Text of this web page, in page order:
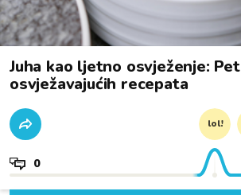
Juha kao ljetno osvježenje: Pet
osvježavajućih recepata
lol!
0